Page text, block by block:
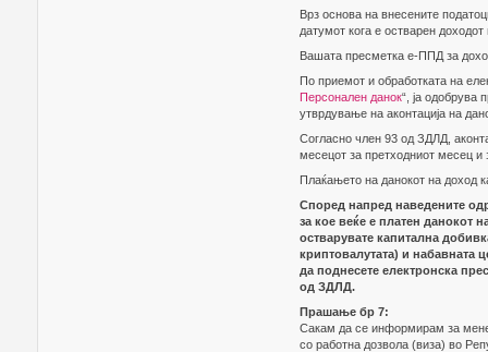
Врз основа на внесените
датумот кога е остварен
Вашата пресметка е-ППД за
По приемот и обработката на
Персонален данок“, ја одобрува
утврдување на аконтација на
Согласно член 93 од ЗДЛД,
месецот за претходниот месец и
Плаќањето на данокот на доход
Според напред наведените
за кое веќе е платен данокот
остварувате капитална
криптовалутата) и набавната
да поднесете електронска
од ЗДЛД.
Прашање бр 7:
Сакам да се информирам за мене
со работна дозвола (виза) во